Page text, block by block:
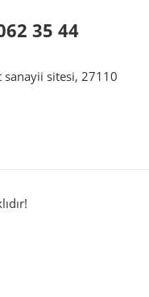
35 44
sanayii sitesi, 27110